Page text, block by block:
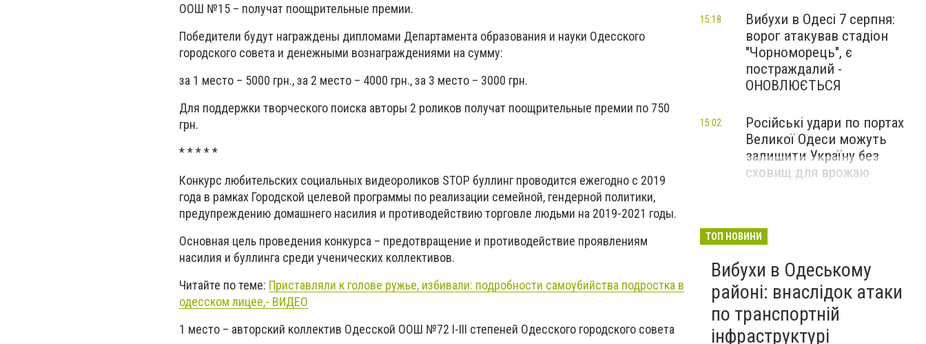
ООШ №15 – получат поощрительные премии.
Победители будут награждены дипломами Департамента образования и науки Одесского
городского совета и денежными вознаграждениями на сумму:
за 1 место – 5000 грн., за 2 место – 4000 грн., за 3 место – 3000 грн.
Для поддержки творческого поиска авторы 2 роликов получат поощрительные премии по 750
грн.
* * * * *
Конкурс любительских социальных видеороликов STOP буллинг проводится ежегодно с 2019
года в рамках Городской целевой программы по реализации семейной, гендерной политики,
предупреждению домашнего насилия и противодействию торговле людьми на 2019-2021 годы.
Основная цель проведения конкурса – предотвращение и противодействие проявлениям
насилия и буллинга среди ученических коллективов.
Читайте по теме: Приставляли к голове ружье, избивали: подробности самоубийства подростка в
одесском лицее,- ВИДЕО
1 место – авторский коллектив Одесской ООШ №72 І-ІІІ степеней Одесского городского совета
Вибухи в Одесі 7 серпня:
ворог атакував стадіон
"Чорноморець", є
постраждалий -
ОНОВЛЮЄТЬСЯ
15:18
Російські удари по портах
Великої Одеси можуть
залишити Україну без
сховищ для врожаю
15:02
ТОП НОВИНИ
Вибухи в Одеському
районі: внаслідок атаки
по транспортній
інфраструктурі